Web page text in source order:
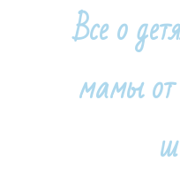
Все о
мамы